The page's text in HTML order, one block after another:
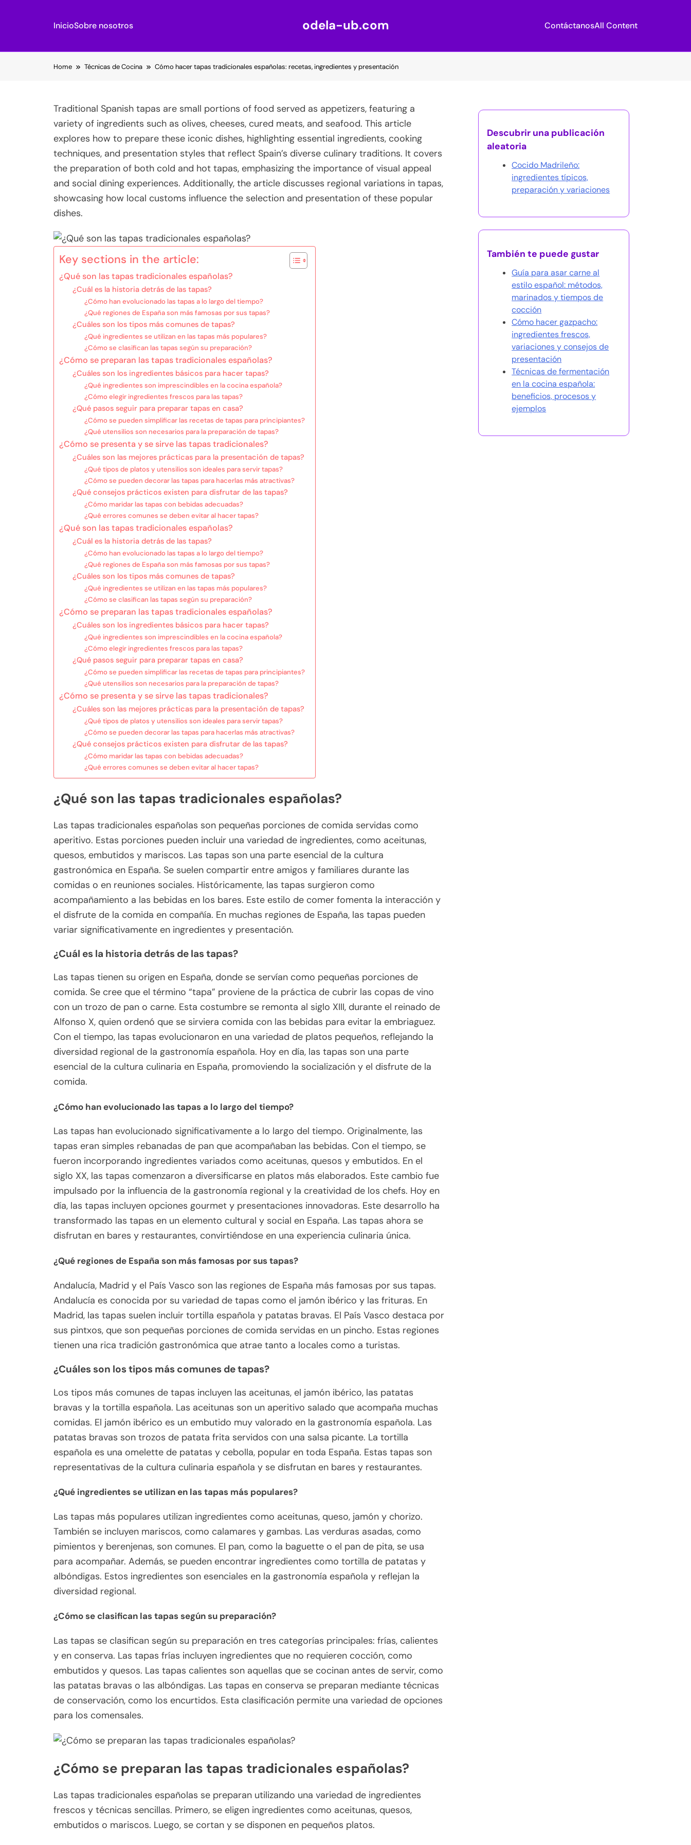
InicioSobre nosotros odela-ub.com ContáctanosAll Content
Home Técnicas de Cocina Cómo hacer tapas tradicionales españolas: recetas, ingredientes y presentación
Traditional Spanish tapas are small portions of food served as appetizers, featuring a
variety of ingredients such as olives, cheeses, cured meats, and seafood. This article
explores how to prepare these iconic dishes, highlighting essential ingredients, cooking
techniques, and presentation styles that reflect Spain’s diverse culinary traditions. It covers
the preparation of both cold and hot tapas, emphasizing the importance of visual appeal
and social dining experiences. Additionally, the article discusses regional variations in tapas,
showcasing how local customs influence the selection and presentation of these popular
dishes.
Key sections in the article:
¿Qué son las tapas tradicionales españolas?
¿Cuál es la historia detrás de las tapas?
¿Cómo han evolucionado las tapas a lo largo del tiempo?
¿Qué regiones de España son más famosas por sus tapas?
¿Cuáles son los tipos más comunes de tapas?
¿Qué ingredientes se utilizan en las tapas más populares?
¿Cómo se clasifican las tapas según su preparación?
¿Cómo se preparan las tapas tradicionales españolas?
¿Cuáles son los ingredientes básicos para hacer tapas?
¿Qué ingredientes son imprescindibles en la cocina española?
¿Cómo elegir ingredientes frescos para las tapas?
¿Qué pasos seguir para preparar tapas en casa?
¿Cómo se pueden simplificar las recetas de tapas para principiantes?
¿Qué utensilios son necesarios para la preparación de tapas?
¿Cómo se presenta y se sirve las tapas tradicionales?
¿Cuáles son las mejores prácticas para la presentación de tapas?
¿Qué tipos de platos y utensilios son ideales para servir tapas?
¿Cómo se pueden decorar las tapas para hacerlas más atractivas?
¿Qué consejos prácticos existen para disfrutar de las tapas?
¿Cómo maridar las tapas con bebidas adecuadas?
¿Qué errores comunes se deben evitar al hacer tapas?
¿Qué son las tapas tradicionales españolas?
¿Cuál es la historia detrás de las tapas?
¿Cómo han evolucionado las tapas a lo largo del tiempo?
¿Qué regiones de España son más famosas por sus tapas?
¿Cuáles son los tipos más comunes de tapas?
¿Qué ingredientes se utilizan en las tapas más populares?
¿Cómo se clasifican las tapas según su preparación?
¿Cómo se preparan las tapas tradicionales españolas?
¿Cuáles son los ingredientes básicos para hacer tapas?
¿Qué ingredientes son imprescindibles en la cocina española?
¿Cómo elegir ingredientes frescos para las tapas?
¿Qué pasos seguir para preparar tapas en casa?
¿Cómo se pueden simplificar las recetas de tapas para principiantes?
¿Qué utensilios son necesarios para la preparación de tapas?
¿Cómo se presenta y se sirve las tapas tradicionales?
¿Cuáles son las mejores prácticas para la presentación de tapas?
¿Qué tipos de platos y utensilios son ideales para servir tapas?
¿Cómo se pueden decorar las tapas para hacerlas más atractivas?
¿Qué consejos prácticos existen para disfrutar de las tapas?
¿Cómo maridar las tapas con bebidas adecuadas?
¿Qué errores comunes se deben evitar al hacer tapas?
¿Qué son las tapas tradicionales españolas?
Las tapas tradicionales españolas son pequeñas porciones de comida servidas como
aperitivo. Estas porciones pueden incluir una variedad de ingredientes, como aceitunas,
quesos, embutidos y mariscos. Las tapas son una parte esencial de la cultura
gastronómica en España. Se suelen compartir entre amigos y familiares durante las
comidas o en reuniones sociales. Históricamente, las tapas surgieron como
acompañamiento a las bebidas en los bares. Este estilo de comer fomenta la interacción y
el disfrute de la comida en compañía. En muchas regiones de España, las tapas pueden
variar significativamente en ingredientes y presentación.
¿Cuál es la historia detrás de las tapas?
Las tapas tienen su origen en España, donde se servían como pequeñas porciones de
comida. Se cree que el término “tapa” proviene de la práctica de cubrir las copas de vino
con un trozo de pan o carne. Esta costumbre se remonta al siglo XIII, durante el reinado de
Alfonso X, quien ordenó que se sirviera comida con las bebidas para evitar la embriaguez.
Con el tiempo, las tapas evolucionaron en una variedad de platos pequeños, reflejando la
diversidad regional de la gastronomía española. Hoy en día, las tapas son una parte
esencial de la cultura culinaria en España, promoviendo la socialización y el disfrute de la
comida.
¿Cómo han evolucionado las tapas a lo largo del tiempo?
Las tapas han evolucionado significativamente a lo largo del tiempo. Originalmente, las
tapas eran simples rebanadas de pan que acompañaban las bebidas. Con el tiempo, se
fueron incorporando ingredientes variados como aceitunas, quesos y embutidos. En el
siglo XX, las tapas comenzaron a diversificarse en platos más elaborados. Este cambio fue
impulsado por la influencia de la gastronomía regional y la creatividad de los chefs. Hoy en
día, las tapas incluyen opciones gourmet y presentaciones innovadoras. Este desarrollo ha
transformado las tapas en un elemento cultural y social en España. Las tapas ahora se
disfrutan en bares y restaurantes, convirtiéndose en una experiencia culinaria única.
¿Qué regiones de España son más famosas por sus tapas?
Andalucía, Madrid y el País Vasco son las regiones de España más famosas por sus tapas.
Andalucía es conocida por su variedad de tapas como el jamón ibérico y las frituras. En
Madrid, las tapas suelen incluir tortilla española y patatas bravas. El País Vasco destaca por
sus pintxos, que son pequeñas porciones de comida servidas en un pincho. Estas regiones
tienen una rica tradición gastronómica que atrae tanto a locales como a turistas.
¿Cuáles son los tipos más comunes de tapas?
Los tipos más comunes de tapas incluyen las aceitunas, el jamón ibérico, las patatas
bravas y la tortilla española. Las aceitunas son un aperitivo salado que acompaña muchas
comidas. El jamón ibérico es un embutido muy valorado en la gastronomía española. Las
patatas bravas son trozos de patata frita servidos con una salsa picante. La tortilla
española es una omelette de patatas y cebolla, popular en toda España. Estas tapas son
representativas de la cultura culinaria española y se disfrutan en bares y restaurantes.
¿Qué ingredientes se utilizan en las tapas más populares?
Las tapas más populares utilizan ingredientes como aceitunas, queso, jamón y chorizo.
También se incluyen mariscos, como calamares y gambas. Las verduras asadas, como
pimientos y berenjenas, son comunes. El pan, como la baguette o el pan de pita, se usa
para acompañar. Además, se pueden encontrar ingredientes como tortilla de patatas y
albóndigas. Estos ingredientes son esenciales en la gastronomía española y reflejan la
diversidad regional.
¿Cómo se clasifican las tapas según su preparación?
Las tapas se clasifican según su preparación en tres categorías principales: frías, calientes
y en conserva. Las tapas frías incluyen ingredientes que no requieren cocción, como
embutidos y quesos. Las tapas calientes son aquellas que se cocinan antes de servir, como
las patatas bravas o las albóndigas. Las tapas en conserva se preparan mediante técnicas
de conservación, como los encurtidos. Esta clasificación permite una variedad de opciones
para los comensales.
¿Cómo se preparan las tapas tradicionales españolas?
Las tapas tradicionales españolas se preparan utilizando una variedad de ingredientes
frescos y técnicas sencillas. Primero, se eligen ingredientes como aceitunas, quesos,
embutidos o mariscos. Luego, se cortan y se disponen en pequeños platos.
Descubrir una publicación
aleatoria
Cocido Madrileño:
ingredientes típicos,
preparación y variaciones
También te puede gustar
Guía para asar carne al
estilo español: métodos,
marinados y tiempos de
cocción
Cómo hacer gazpacho:
ingredientes frescos,
variaciones y consejos de
presentación
Técnicas de fermentación
en la cocina española:
beneficios, procesos y
ejemplos